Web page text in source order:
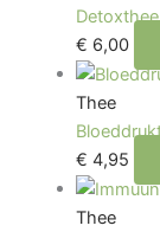
Detoxthee
€ 6,00
Thee
€ 4,95
Thee